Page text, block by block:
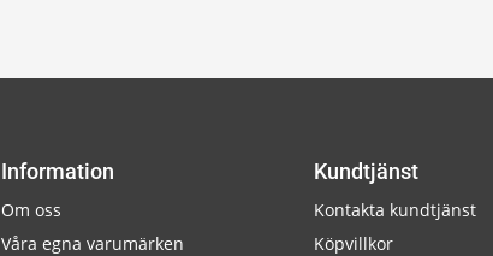
Information
Om oss
Våra egna varumärken
Kundtjänst
Kontakta kundtjänst
Köpvillkor